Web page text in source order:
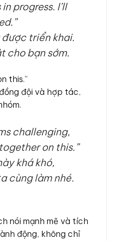
progress. I’ll
triển khai.
cho bạn sớm.
this.”
đội và hợp tác,
challenging,
on this.”
khá khó,
cùng làm nhé.
nói mạnh mẽ và tích
động, không chỉ